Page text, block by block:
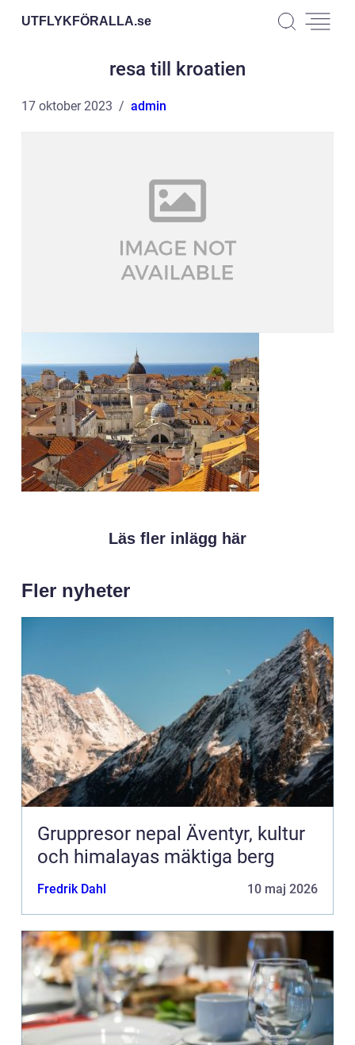
UTFLYKFÖRALLA.se
resa till kroatien
17 oktober 2023 admin
Läs fler inlägg här
Fler nyheter
Gruppresor nepal Äventyr, kultur
och himalayas mäktiga berg
Fredrik Dahl 10 maj 2026